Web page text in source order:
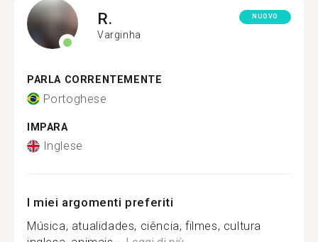
R.
Varginha
NUOVO
PARLA CORRENTEMENTE
Portoghese
IMPARA
Inglese
I miei argomenti preferiti
Música, atualidades, ciência, filmes, cultura